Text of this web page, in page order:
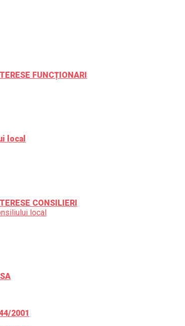
FUNCȚIONARI
local
CONSILIERI
local
2001